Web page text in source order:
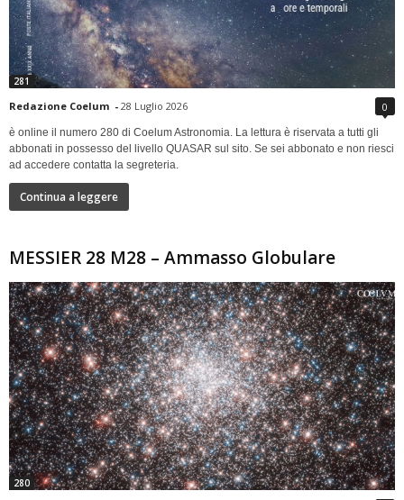
281
Redazione Coelum - 28 Luglio 2026 0
è online il numero 280 di Coelum Astronomia. La lettura è riservata a tutti gli
abbonati in possesso del livello QUASAR sul sito. Se sei abbonato e non riesci
ad accedere contatta la segreteria.
Continua a leggere
MESSIER 28 M28 – Ammasso Globulare
280